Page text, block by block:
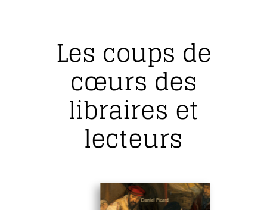
Les coups de
cœurs des
libraires et
lecteurs